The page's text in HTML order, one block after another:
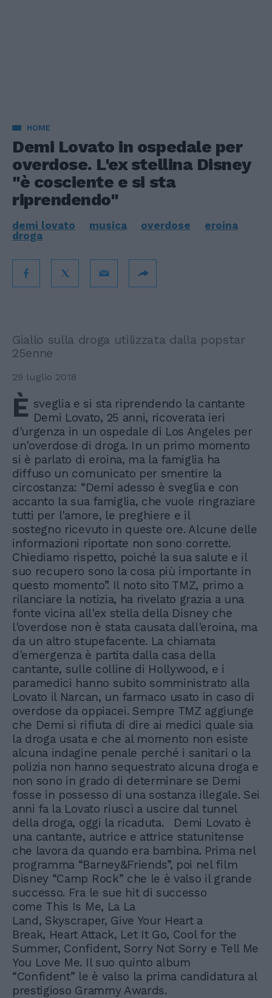
HOME
Demi Lovato in ospedale per
overdose. L'ex stellina Disney
"è cosciente e si sta
riprendendo"
demi lovato musica overdose
eroina
droga
Giallo sulla droga utilizzata dalla popstar
25enne
29 luglio 2018
È sveglia e si sta riprendendo la cantante
Demi Lovato, 25 anni, ricoverata ieri
d'urgenza in un ospedale di Los Angeles per
un'overdose di droga. In un primo momento
si è parlato di eroina, ma la famiglia ha
diffuso un comunicato per smentire la
circostanza: “Demi adesso è sveglia e con
accanto la sua famiglia, che vuole ringraziare
tutti per l'amore, le preghiere e il
sostegno ricevuto in queste ore. Alcune delle
informazioni riportate non sono corrette.
Chiediamo rispetto, poiché la sua salute e il
suo recupero sono la cosa più importante in
questo momento”. Il noto sito TMZ, primo a
rilanciare la notizia, ha rivelato grazia a una
fonte vicina all'ex stella della Disney che
l'overdose non è stata causata dall'eroina, ma
da un altro stupefacente. La chiamata
d'emergenza è partita dalla casa della
cantante, sulle colline di Hollywood, e i
paramedici hanno subito somministrato alla
Lovato il Narcan, un farmaco usato in caso di
overdose da oppiacei. Sempre TMZ aggiunge
che Demi si rifiuta di dire ai medici quale sia
la droga usata e che al momento non esiste
alcuna indagine penale perché i sanitari o la
polizia non hanno sequestrato alcuna droga e
non sono in grado di determinare se Demi
fosse in possesso di una sostanza illegale. Sei
anni fa la Lovato riuscì a uscire dal tunnel
della droga, oggi la ricaduta. Demi Lovato è
una cantante, autrice e attrice statunitense
che lavora da quando era bambina. Prima nel
programma “Barney&Friends”, poi nel film
Disney “Camp Rock” che le è valso il grande
successo. Fra le sue hit di successo
come This Is Me, La La
Land, Skyscraper, Give Your Heart a
Break, Heart Attack, Let It Go, Cool for the
Summer, Confident, Sorry Not Sorry e Tell Me
You Love Me. Il suo quinto album
“Confident” le è valso la prima candidatura al
prestigioso Grammy Awards.